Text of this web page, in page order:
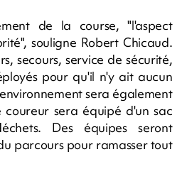
de la course, "l'aspect
souligne Robert Chicaud.
secours, service de sécurité,
pour qu'il n'y ait aucun
sera également
coureur sera équipé d'un sac
Des équipes seront
parcours pour ramasser tout